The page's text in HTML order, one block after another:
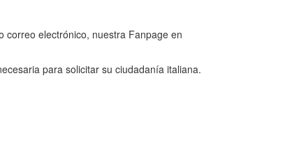
correo electrónico, nuestra Fanpage en
para solicitar su ciudadanía italiana.